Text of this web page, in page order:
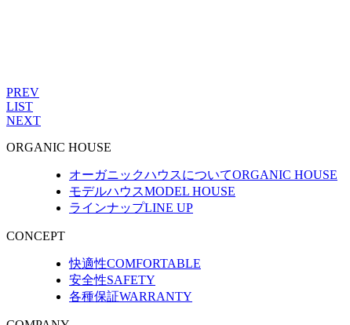
PREV
LIST
NEXT
ORGANIC HOUSE
オーガニックハウスについてORGANIC HOUSE
モデルハウスMODEL HOUSE
ラインナップLINE UP
CONCEPT
快適性COMFORTABLE
安全性SAFETY
各種保証WARRANTY